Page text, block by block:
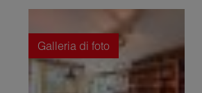
Galleria di foto